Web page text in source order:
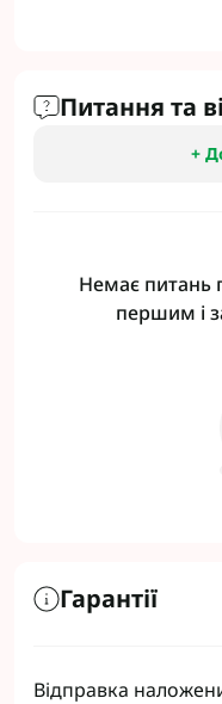
Питання та
+
Немає питань
першим і
Гарантії
Відправка